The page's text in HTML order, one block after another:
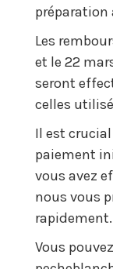
préparation
Les
et le 22
seront
celles
Il est
paiement
vous avez
nous vous
rapidement.
Vous